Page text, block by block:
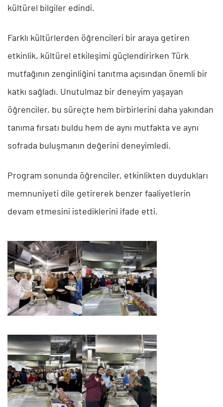
kültürel bilgiler edindi.
Farklı kültürlerden öğrencileri bir araya getiren
etkinlik, kültürel etkileşimi güçlendirirken Türk
mutfağının zenginliğini tanıtma açısından önemli bir
katkı sağladı. Unutulmaz bir deneyim yaşayan
öğrenciler, bu süreçte hem birbirlerini daha yakından
tanıma fırsatı buldu hem de aynı mutfakta ve aynı
sofrada buluşmanın değerini deneyimledi.
Program sonunda öğrenciler, etkinlikten duydukları
memnuniyeti dile getirerek benzer faaliyetlerin
devam etmesini istediklerini ifade etti.